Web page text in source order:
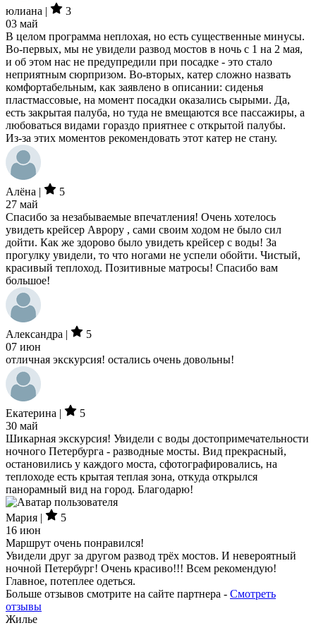
юлиана |
3
03 май
В целом программа неплохая, но есть существенные минусы.
Во‑первых, мы не увидели развод мостов в ночь с 1 на 2 мая,
и об этом нас не предупредили при посадке - это стало
неприятным сюрпризом. Во‑вторых, катер сложно назвать
комфортабельным, как заявлено в описании: сиденья
пластмассовые, на момент посадки оказались сырыми. Да,
есть закрытая палуба, но туда не вмещаются все пассажиры, а
любоваться видами гораздо приятнее с открытой палубы.
Из‑за этих моментов рекомендовать этот катер не стану.
Алёна |
5
27 май
Спасибо за незабываемые впечатления! Очень хотелось
увидеть крейсер Аврору , сами своим ходом не было сил
дойти. Как же здорово было увидеть крейсер с воды! За
прогулку увидели, то что ногами не успели обойти. Чистый,
красивый теплоход. Позитивные матросы! Спасибо вам
большое!
Александра |
5
07 июн
отличная экскурсия! остались очень довольны!
Екатерина |
5
30 май
Шикарная экскурсия! Увидели с воды достопримечательности
ночного Петербурга - разводные мосты. Вид прекрасный,
остановились у каждого моста, сфотографировались, на
теплоходе есть крытая теплая зона, откуда открылся
панорамный вид на город. Благодарю!
Мария |
5
16 июн
Маршрут очень понравился!
Увидели друг за другом развод трёх мостов. И невероятный
ночной Петербург! Очень красиво!!! Всем рекомендую!
Главное, потеплее одеться.
Больше отзывов смотрите на сайте партнера - Смотреть
отзывы
Жилье